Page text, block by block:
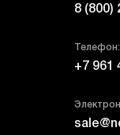
8 (800)
Телефон:
+7 961